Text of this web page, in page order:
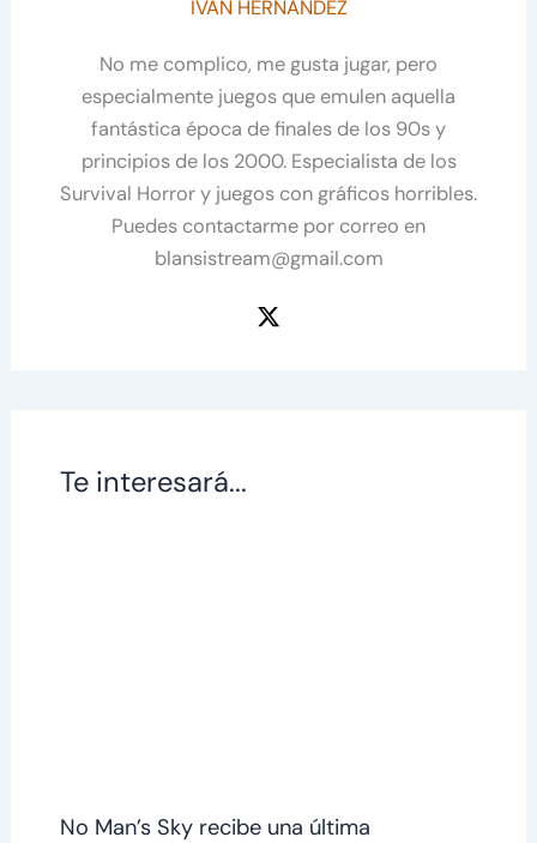
IVÁN HERNÁNDEZ
No me complico, me gusta jugar, pero
especialmente juegos que emulen aquella
fantástica época de finales de los 90s y
principios de los 2000. Especialista de los
Survival Horror y juegos con gráficos horribles.
Puedes contactarme por correo en
blansistream@gmail.com
Te interesará...
No Man’s Sky recibe una última